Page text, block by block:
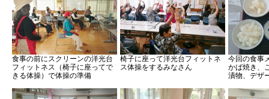
食事の前にスクリーンの洋光台
フィットネス（椅子に座ってで
きる体操）で体操の準備
椅子に座って洋光台フィットネ
ス体操をするみなさん
今回の食事
かば焼き、
漬物、デザ